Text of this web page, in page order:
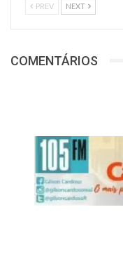
PREV NEXT
COMENTÁRIOS